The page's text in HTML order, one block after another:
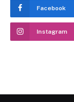
Facebook
Instagram